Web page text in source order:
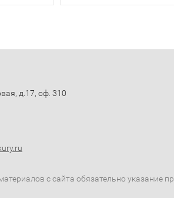
д.17, оф. 310
с сайта обязательно указание